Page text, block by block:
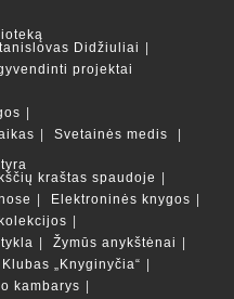
Didžiuliai
projektai
Svetainės medis
kraštas spaudoje
Elektroninės knygos
Žymūs anykštėnai
Klubas „Knyginyčia“
kambarys